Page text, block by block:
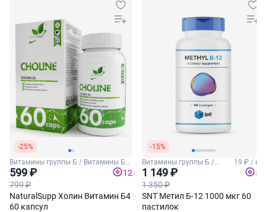
-25%
Витамины группы Б / Витамины Б4
(Холин)
599 ₽
799 ₽
12
NaturalSupp Холин Витамин Б4
60 капсул
-15%
Витамины группы Б /
Витамин Б12
19 ₽ / шт
1 149 ₽
1 350 ₽
57
SNT Метил Б-12 1000 мкг 60
пастилок